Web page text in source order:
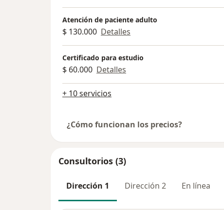
Atención de paciente adulto
$ 130.000 Detalles
Certificado para estudio
$ 60.000 Detalles
+ 10 servicios
¿Cómo funcionan los precios?
Consultorios (3)
Dirección 1 Dirección 2 En línea